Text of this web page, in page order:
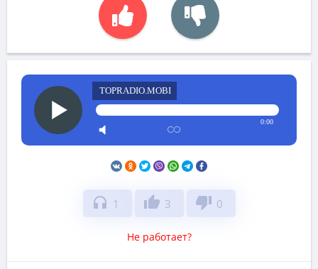
TOPRADIO.MOBI
0:00
headphones 1 thumb_up 3 thumb_down 0
Не работает?